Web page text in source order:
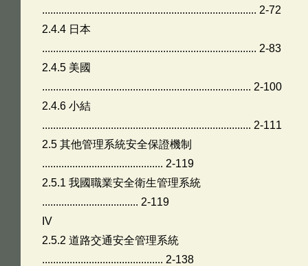
.............................................................................. 2-72
2.4.4 日本
.............................................................................. 2-83
2.4.5 美國
............................................................................ 2-100
2.4.6 小結
............................................................................ 2-111
2.5 其他管理系統安全保證機制
............................................ 2-119
2.5.1 我國職業安全衛生管理系統
................................... 2-119
IV
2.5.2 道路交通安全管理系統
............................................ 2-138